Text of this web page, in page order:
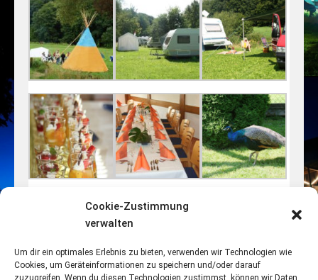
Cookie-Zustimmung
verwalten
Um dir ein optimales Erlebnis zu bieten, verwenden wir Technologien wie
Cookies, um Geräteinformationen zu speichern und/oder darauf
zuzugreifen. Wenn du diesen Technologien zustimmst, können wir Daten